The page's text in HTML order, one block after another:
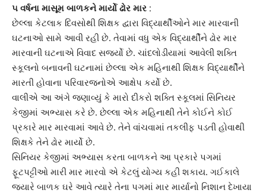
૫ વર્ષના માસૂમ બાળકને માર્યો ઢોર માર :
છેલ્લા કેટલાક દિવસોથી શિક્ષક દ્વારા વિદ્યાર્થીઓને માર મારવાની
ઘટનાઓ સામે આવી રહી છે. તેવામાં વધુ એક વિદ્યાર્થીને ઢોર માર
મારવાની ઘટનાએ વિવાદ સર્જ્યો છે. ચાંદલોડીયામાં આવેલી શક્તિ
સ્કૂલનો બનાવની ઘટનામાં છેલ્લા એક મહિનાથી શિક્ષક વિદ્યાર્થીને
મારતી હોવાના પરિવારજનોએ આક્ષેપ કર્યો છે.
વાલીએ આ અંગે જણાવ્યું કે મારો દીકરો શક્તિ સ્કૂલમાં સિનિયર
કેજીમાં અભ્યાસ કરે છે. છેલ્લા એક મહિનાથી તેને કોઈને કોઈ
પ્રકારે માર મારવામાં આવે છે. તેને વાંચવામાં તકલીફ પડતી હોવાથી
શિક્ષકે તેને ઢોર માર્યો છે.
સિનિયર કેજીમાં અભ્યાસ કરતા બાળકને આ પ્રકારે પગમાં
ફૂટપટ્ટીઓ મારી માર મારવો એ કેટલું યોગ્ય કહી શકાય. ગઈકાલે
જ્યારે બાળક ઘરે આવે ત્યારે તેના પગમાં માર માર્યાનો નિશાન દેખાયા